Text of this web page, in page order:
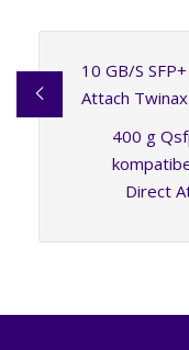
10 GB/S
Attach
400 g
Direct